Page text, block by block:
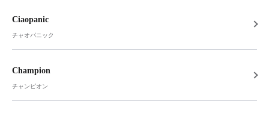
Ciaopanic
チャオパニック
Champion
チャンピオン